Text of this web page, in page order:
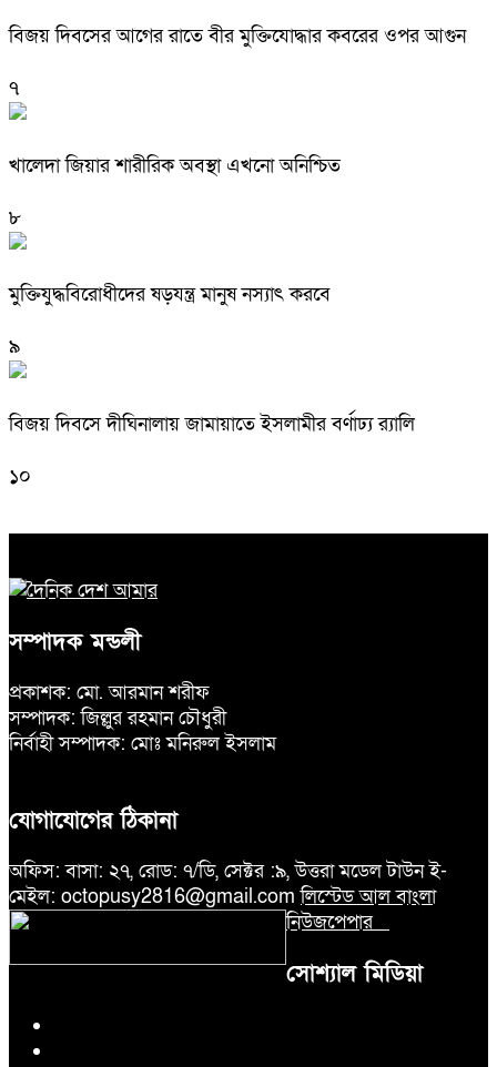
বিজয় দিবসের আগের রাতে বীর মুক্তিযোদ্ধার কবরের ওপর আগুন
৭
খালেদা জিয়ার শারীরিক অবস্থা এখনো অনিশ্চিত
৮
মুক্তিযুদ্ধবিরোধীদের ষড়যন্ত্র মানুষ নস্যাৎ করবে
৯
বিজয় দিবসে দীঘিনালায় জামায়াতে ইসলামীর বর্ণাঢ্য র‍্যালি
১০
সম্পাদক মন্ডলী
প্রকাশক: মো. আরমান শরীফ
সম্পাদক: জিল্লুর রহমান চৌধুরী
নির্বাহী সম্পাদক: মোঃ মনিরুল ইসলাম
যোগাযোগের ঠিকানা
অফিস: বাসা: ২৭, রোড: ৭/ডি, সেক্টর :৯, উত্তরা মডেল টাউন ই-
মেইল: octopusy2816@gmail.comলিস্টেড আল বাংলা
নিউজপেপার
সোশ্যাল মিডিয়া